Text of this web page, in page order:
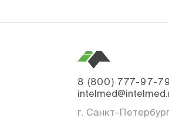
8 (800) 777-97-79
г. Санкт-